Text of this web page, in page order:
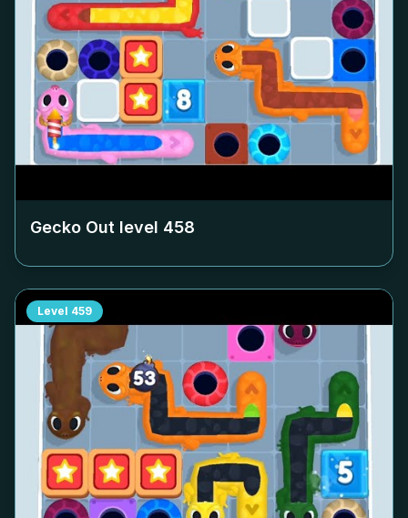
Gecko Out level 458
Level 459